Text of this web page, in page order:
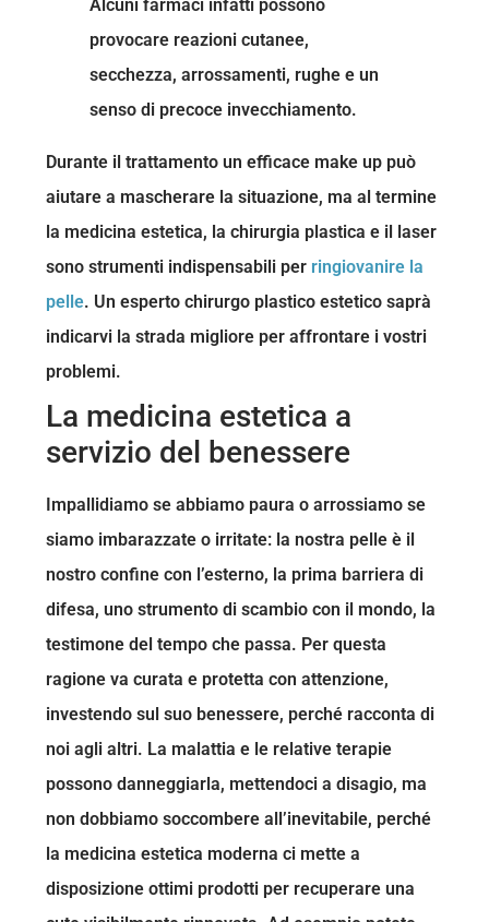
Alcuni farmaci infatti possono
provocare reazioni cutanee,
secchezza, arrossamenti, rughe e un
senso di precoce invecchiamento.
Durante il trattamento un efficace make up può
aiutare a mascherare la situazione, ma al termine
la medicina estetica, la chirurgia plastica e il laser
sono strumenti indispensabili per ringiovanire la
pelle. Un esperto chirurgo plastico estetico saprà
indicarvi la strada migliore per affrontare i vostri
problemi.
La medicina estetica a
servizio del benessere
Impallidiamo se abbiamo paura o arrossiamo se
siamo imbarazzate o irritate: la nostra pelle è il
nostro confine con l’esterno, la prima barriera di
difesa, uno strumento di scambio con il mondo, la
testimone del tempo che passa. Per questa
ragione va curata e protetta con attenzione,
investendo sul suo benessere, perché racconta di
noi agli altri. La malattia e le relative terapie
possono danneggiarla, mettendoci a disagio, ma
non dobbiamo soccombere all’inevitabile, perché
la medicina estetica moderna ci mette a
disposizione ottimi prodotti per recuperare una